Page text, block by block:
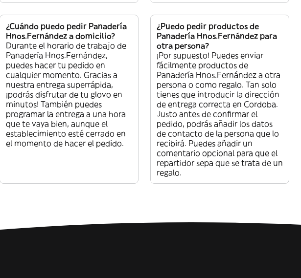
¿Cuándo puedo pedir Panadería
Hnos.Fernández a domicilio?
Durante el horario de trabajo de
Panadería Hnos.Fernández,
puedes hacer tu pedido en
cualquier momento. Gracias a
nuestra entrega superrápida,
¡podrás disfrutar de tu glovo en
minutos! También puedes
programar la entrega a una hora
que te vaya bien, aunque el
establecimiento esté cerrado en
el momento de hacer el pedido.
¿Puedo pedir productos de
Panadería Hnos.Fernández para
otra persona?
¡Por supuesto! Puedes enviar
fácilmente productos de
Panadería Hnos.Fernández a otra
persona o como regalo. Tan solo
tienes que introducir la dirección
de entrega correcta en Cordoba.
Justo antes de confirmar el
pedido, podrás añadir los datos
de contacto de la persona que lo
recibirá. Puedes añadir un
comentario opcional para que el
repartidor sepa que se trata de un
regalo.